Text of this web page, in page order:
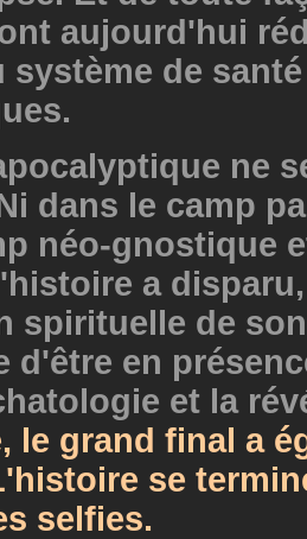
aujourd'hui
système de
ne
dans le camp
néo-gnostique
a
spirituelle de
d'être en
et la
le grand final a
se
selfies.